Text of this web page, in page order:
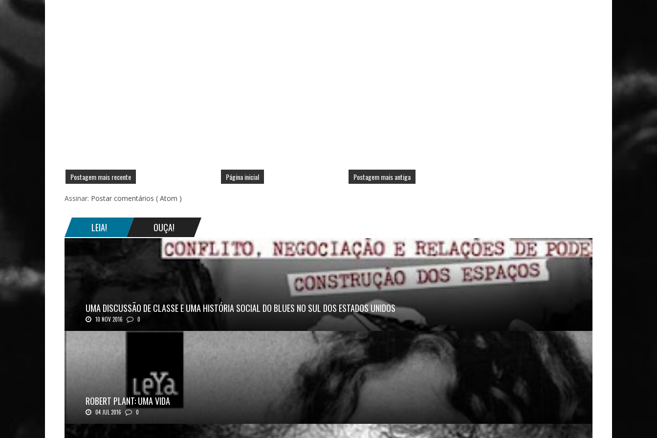
Postagem mais recente Postagem mais antiga
Página inicial
Assinar: Postar comentários ( Atom )
LEIA! OUÇA!
UMA DISCUSSÃO DE CLASSE E UMA HISTÓRIA SOCIAL DO BLUES NO SUL DOS ESTADOS UNIDOS
10 NOV 2016 0
ROBERT PLANT: UMA VIDA
04 JUL 2016 0